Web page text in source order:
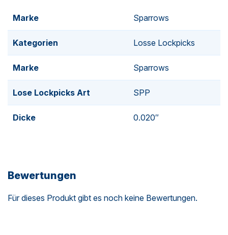
Marke Sparrows
Kategorien Losse Lockpicks
Marke Sparrows
Lose Lockpicks Art SPP
Dicke 0.020″
Bewertungen
Für dieses Produkt gibt es noch keine Bewertungen.